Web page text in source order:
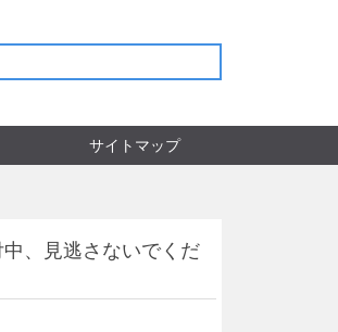
サイトマップ
、見逃さないでくだ